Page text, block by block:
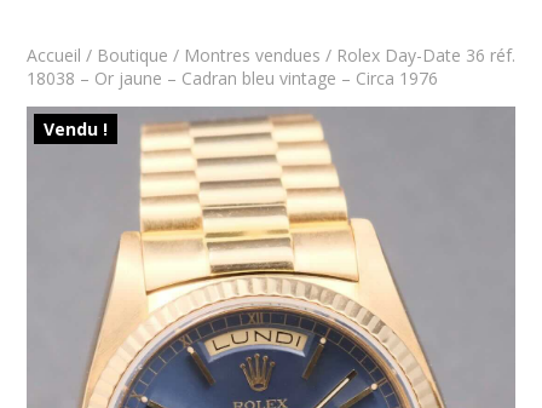
Accueil / Boutique / Montres vendues / Rolex Day-Date 36 réf.
18038 – Or jaune – Cadran bleu vintage – Circa 1976
Vendu !